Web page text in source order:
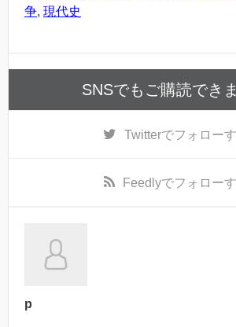
争, 現代史
SNSでもご購読できま
Twitterでフォロー
Feedlyでフォロー
p